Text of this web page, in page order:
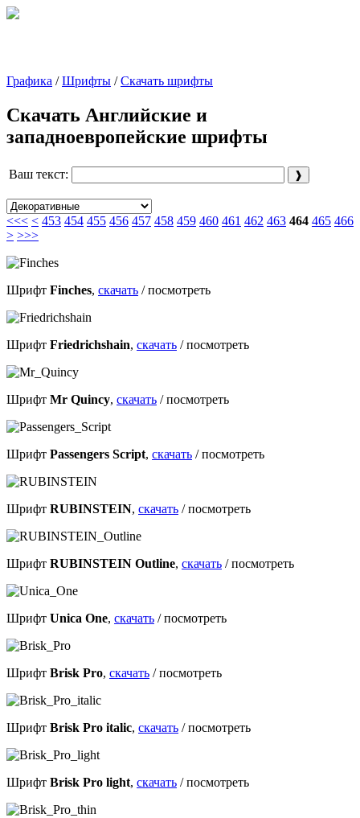
Графика /Шрифты /Скачать шрифты
Скачать Английские и
западноевропейские шрифты
Ваш текст:
<<< < 453 454 455 456 457 458 459 460 461 462 463 464 465 466
> >>>
Шрифт Finches, скачать /посмотреть
Шрифт Friedrichshain, скачать /посмотреть
Шрифт Mr Quincy, скачать /посмотреть
Шрифт Passengers Script, скачать /посмотреть
Шрифт RUBINSTEIN, скачать /посмотреть
Шрифт RUBINSTEIN Outline, скачать /посмотреть
Шрифт Unica One, скачать /посмотреть
Шрифт Brisk Pro, скачать /посмотреть
Шрифт Brisk Pro italic, скачать /посмотреть
Шрифт Brisk Pro light, скачать /посмотреть